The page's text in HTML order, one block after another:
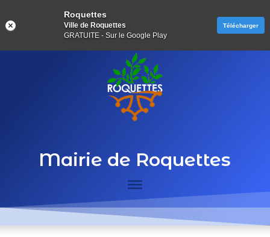
Mairie de Roquettes
Roquettes
Ville de Roquettes
GRATUITE - Sur le Google Play
Télécharger